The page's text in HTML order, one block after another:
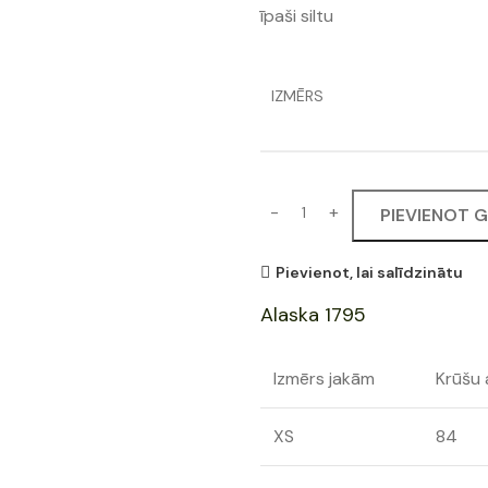
īpaši siltu
IZMĒRS
PIEVIENOT
Pievienot, lai salīdzinātu
Alaska 1795
Izmērs jakām Krūšu
XS 84